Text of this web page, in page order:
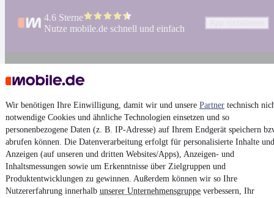
Wir benötigen Ihre Einwilligung, damit wir und unsere Partner technisch
notwendige Cookies und ähnliche Technologien einsetzen und so
personenbezogene Daten (z. B. IP-Adresse) auf Ihrem Endgerät speichern
abrufen können. Die Datenverarbeitung erfolgt für personalisierte Inhalte und
Anzeigen (auf unseren und dritten Websites/Apps), Anzeigen- und
Inhaltsmessungen sowie um Erkenntnisse über Zielgruppen und
Produktentwicklungen zu gewinnen. Außerdem können wir so Ihre
Nutzererfahrung innerhalb unserer Unternehmensgruppe verbessern, Ihr
4.6 Sterne
Nutze mobile.de schnell und einfach
Impressum
Vertrag widerrufen
Datenschutz
Datenschutzeinstellungen
Erklärung zur Barrierefreiheit
Report Security Vulnerability (English)